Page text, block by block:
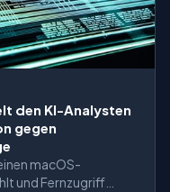
den KI-Analysten
gegen
macOS-
und Fernzugriff